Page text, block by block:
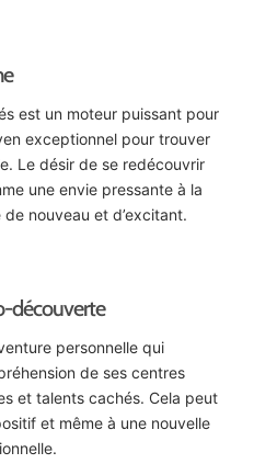
est un moteur puissant pour
exceptionnel pour trouver
Le désir de se redécouvrir
une envie pressante à la
nouveau et d’excitant.
découverte
personnelle qui
de ses centres
et talents cachés. Cela peut
et même à une nouvelle